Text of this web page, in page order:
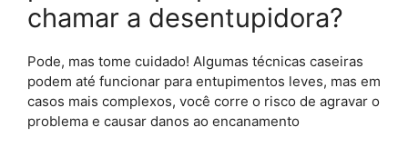
chamar a desentupidora?
Pode, mas tome cuidado! Algumas técnicas caseiras
podem até funcionar para entupimentos leves, mas em
casos mais complexos, você corre o risco de agravar o
problema e causar danos ao encanamento